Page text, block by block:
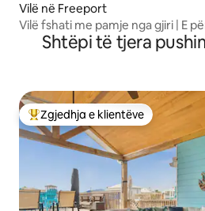
Vilë në Freeport
Vilë fshati me pamje nga gjiri | E
15 minuta larg plazhit
Shtëpi të tjera
Më të mirat e zgjedhjeve të
Zgjedhja e klientëve